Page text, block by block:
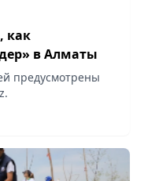
как
в Алматы
предусмотрены